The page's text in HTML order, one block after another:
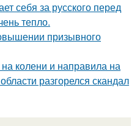
себя за русского перед
тепло.
призывного
колени и направила на
разгорелся скандал